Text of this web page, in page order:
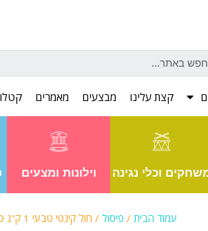
קצת עלינו מבצעים מאמרים
וכלי נגינה וילונות ומצעים
עמוד הבית / פיסול / חול קינטי טבעי 1 ק"ג SMART SAND